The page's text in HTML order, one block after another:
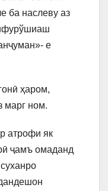
ба наслеву аз
е
ҳаром,
марг ном.
атрофи як
ҷамъ омаданд